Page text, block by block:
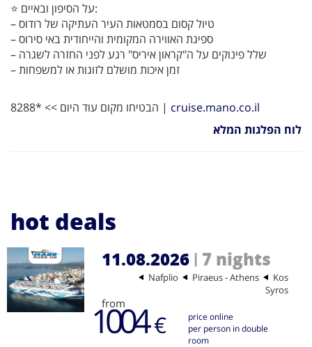
⭐ על הסיפון ובאיים:
– טיול קסום בסמטאות העיר העתיקה של רודוס
– ספיגת האווירה המקומית והייחודית באי סירוס
– שלל פינוקים על ה"קראון איריס" רגע לפני החזרה לשגרה
– זמן איכות מושלם לזוגות או למשפחות
הבטיחו מקום עוד היום >> *8288 | cruise.mano.co.il
לוח הפלגות המלא
hot deals
11.08.2026 | 7 nights
Kos
Piraeus - Athens
Nafplio
Syros
from
1004€
price online
per person in double
room